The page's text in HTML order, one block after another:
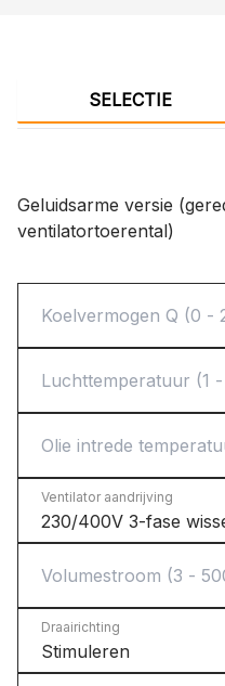
SELECTIE
Geluidsarme versie
ventilatortoerental)
Ventilator aandrijving
230/400V 3-fase
Draairichting
Stimuleren